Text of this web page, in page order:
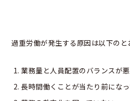
過重労働が発生する原因は以下のと
業務量と人員配置のバランスが
長時間働くことが当たり前にな